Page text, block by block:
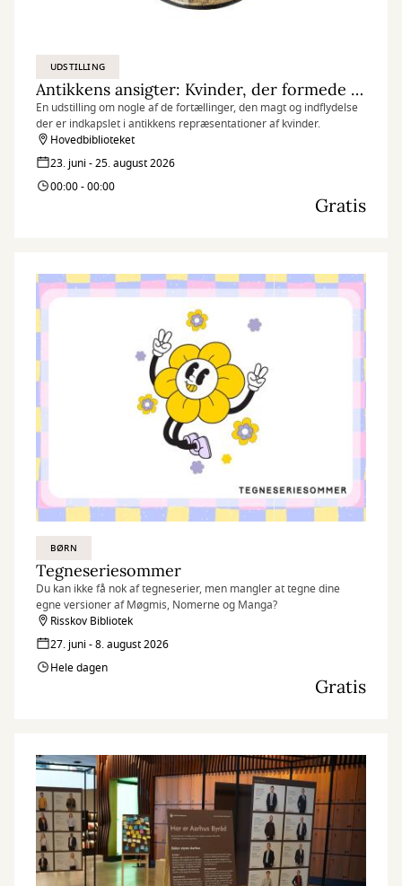
UDSTILLING
Antikkens ansigter: Kvinder, der formede deres verden
En udstilling om nogle af de fortællinger, den magt og indflydelse
der er indkapslet i antikkens repræsentationer af kvinder.
Hovedbiblioteket
23. juni - 25. august 2026
00:00 - 00:00
Gratis
BØRN
Tegneseriesommer
Du kan ikke få nok af tegneserier, men mangler at tegne dine
egne versioner af Møgmis, Nomerne og Manga?
Risskov Bibliotek
27. juni - 8. august 2026
Hele dagen
Gratis